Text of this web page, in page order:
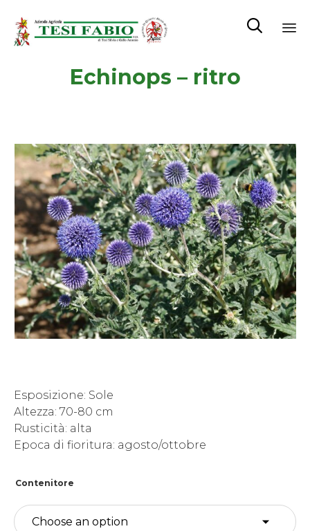

Echinops – ritro
Esposizione: Sole
Altezza: 70-80 cm
Rusticità: alta
Epoca di fioritura: agosto/ottobre
Contenitore